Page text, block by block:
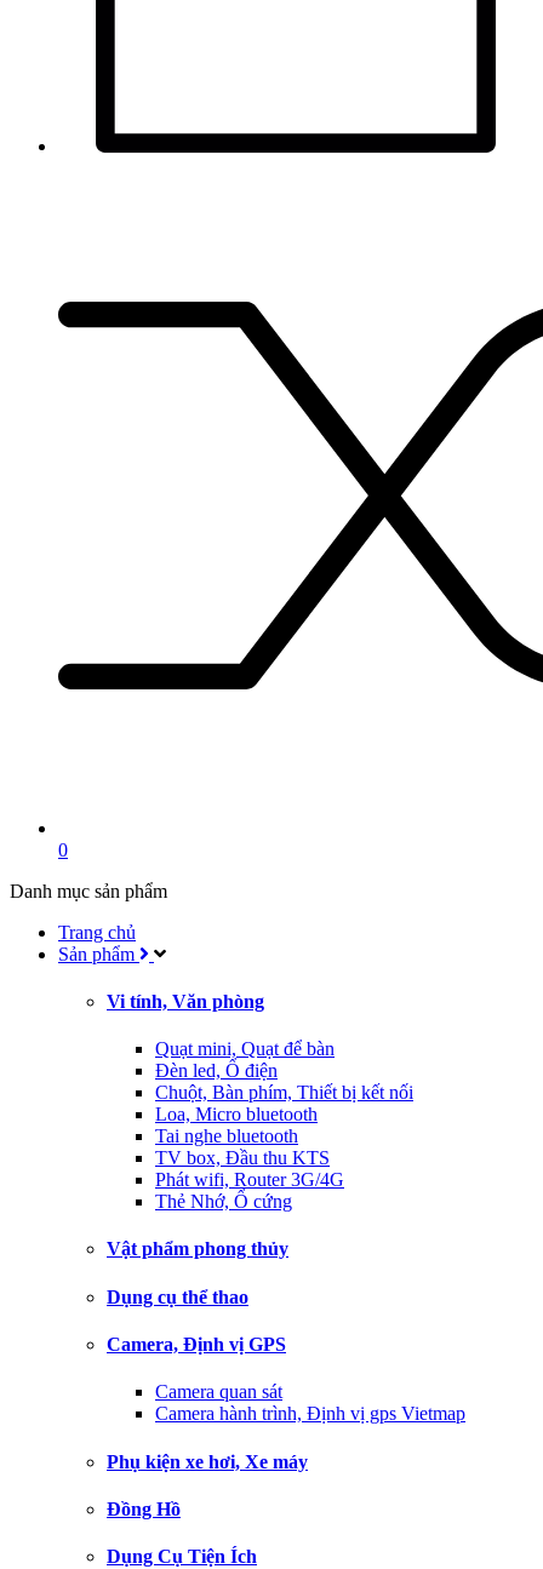
0
Danh mục sản phẩm
Trang chủ
Sản phẩm
Vi tính, Văn phòng
Quạt mini, Quạt để bàn
Đèn led, Ổ điện
Chuột, Bàn phím, Thiết bị kết nối
Loa, Micro bluetooth
Tai nghe bluetooth
TV box, Đầu thu KTS
Phát wifi, Router 3G/4G
Thẻ Nhớ, Ổ cứng
Vật phẩm phong thủy
Dụng cụ thể thao
Camera, Định vị GPS
Camera quan sát
Camera hành trình, Định vị gps Vietmap
Phụ kiện xe hơi, Xe máy
Đồng Hồ
Dụng Cụ Tiện Ích